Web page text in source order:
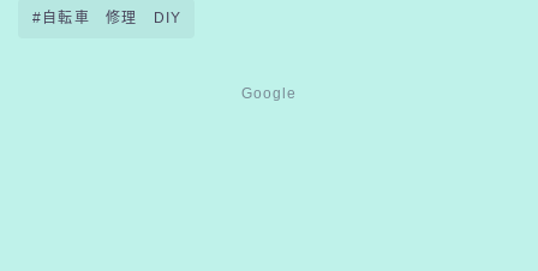
#自転車 修理 DIY
Google